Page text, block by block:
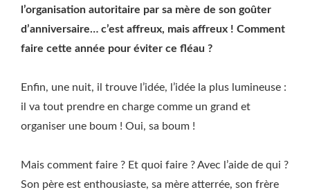
l’organisation autoritaire par sa mère de son goûter
d’anniversaire… c’est affreux, mais affreux ! Comment
faire cette année pour éviter ce fléau ?
Enfin, une nuit, il trouve l’idée, l’idée la plus lumineuse :
il va tout prendre en charge comme un grand et
organiser une boum ! Oui, sa boum !
Mais comment faire ? Et quoi faire ? Avec l’aide de qui ?
Son père est enthousiaste, sa mère atterrée, son frère